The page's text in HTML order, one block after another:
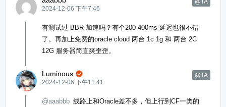
2024-12-06 下午7:46
有测试过 BBR 加速吗？有个200-400ms 延迟也很不错
了。再加上免费的oracle cloud 两台 1c 1g 和 两台 2C
12G 服务器简直爽歪歪。
Luminous @TA

2024-12-06 下午11:41
@aaabbb 线路上和Oracle差不多，但上行到CF一类的